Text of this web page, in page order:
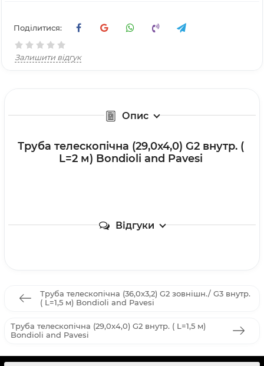
Поділитися:
Залишити відгук
Опис
Труба телескопічна (29,0x4,0) G2 внутр. (
L=2 м) Bondioli and Pavesi
Відгуки
Труба телескопічна (36,0x3,2) G2 зовнішн./ G3 внутр.
( L=1,5 м) Bondioli and Pavesi
Труба телескопічна (29,0x4,0) G2 внутр. ( L=1,5 м)
Bondioli and Pavesi